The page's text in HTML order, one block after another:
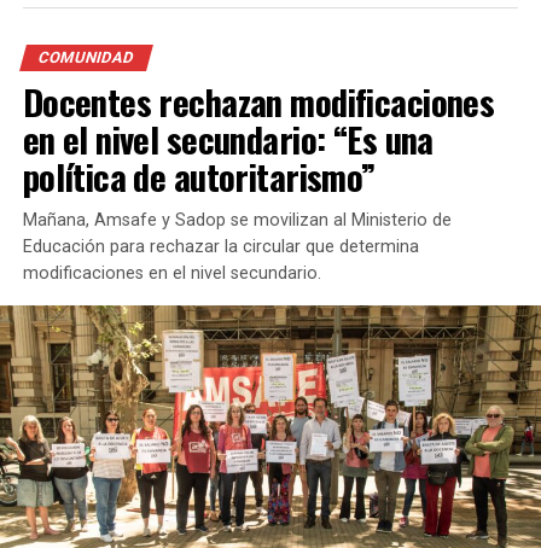
Con respecto al proyecto , la concejala explicó que lo
que se propone es que el estacionamiento medido pase a
ser un estacionamiento cuidado, es decir, que los
trabajadores mediante un sistema de tarjetas cobren el
estacionamiento y un porcentaje sea para ellos y otra
parte para el sistema de transporte. Además, dijo que
este sistema de cuidado de coches ya se realiza en otras
ciudades del país como Mendoza o Carlos Paz y agregó:
“puede ser una oportunidad laboral para aquellos
trabajadores de la economía informal que vienen
desarrollando la actividad”.
COMUNIDAD
Docentes rechazan modificaciones
en el nivel secundario: “Es una
política de autoritarismo”
Mañana, Amsafe y Sadop se movilizan al Ministerio de
Educación para rechazar la circular que determina
modificaciones en el nivel secundario.